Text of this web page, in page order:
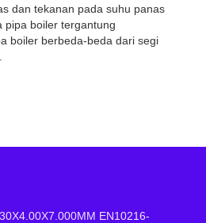
dan tekanan pada suhu panas
pipa boiler tergantung
boiler berbeda-beda dari segi
EN10216-